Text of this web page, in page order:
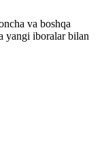
va boshqa
yangi iboralar bilan